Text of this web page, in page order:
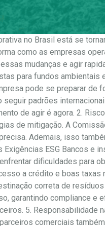
no Brasil está se
como as empresas
mudanças e agir
para fundos
pode se preparar de
padrões
de agir é agora. 2.
de mitigação. A
Ademais, isso
Exigências ESG Bancos e
dificuldades para
a crédito e boas
correta de
garantindo compliance
5. Responsabilidade
comerciais